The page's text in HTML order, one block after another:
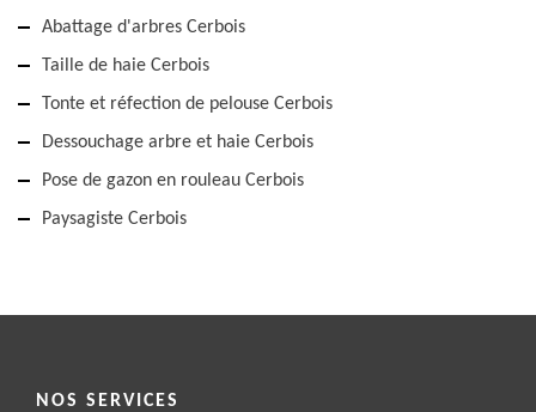
Abattage d'arbres Cerbois
Taille de haie Cerbois
Tonte et réfection de pelouse Cerbois
Dessouchage arbre et haie Cerbois
Pose de gazon en rouleau Cerbois
Paysagiste Cerbois
NOS SERVICES